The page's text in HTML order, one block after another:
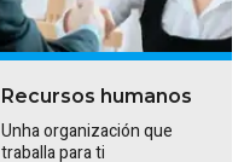
Recursos humanos
Unha organización que
traballa para ti